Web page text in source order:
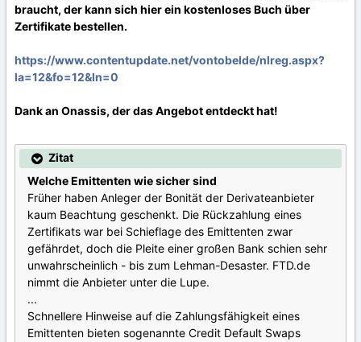
braucht, der kann sich hier ein kostenloses Buch über
Zertifikate bestellen.
https://www.contentupdate.net/vontobelde/nlreg.aspx?
la=12&fo=12&ln=0
Dank an Onassis, der das Angebot entdeckt hat!
Zitat
Welche Emittenten wie sicher sind
Früher haben Anleger der Bonität der Derivateanbieter
kaum Beachtung geschenkt. Die Rückzahlung eines
Zertifikats war bei Schieflage des Emittenten zwar
gefährdet, doch die Pleite einer großen Bank schien sehr
unwahrscheinlich - bis zum Lehman-Desaster. FTD.de
nimmt die Anbieter unter die Lupe.
...
Schnellere Hinweise auf die Zahlungsfähigkeit eines
Emittenten bieten sogenannte Credit Default Swaps